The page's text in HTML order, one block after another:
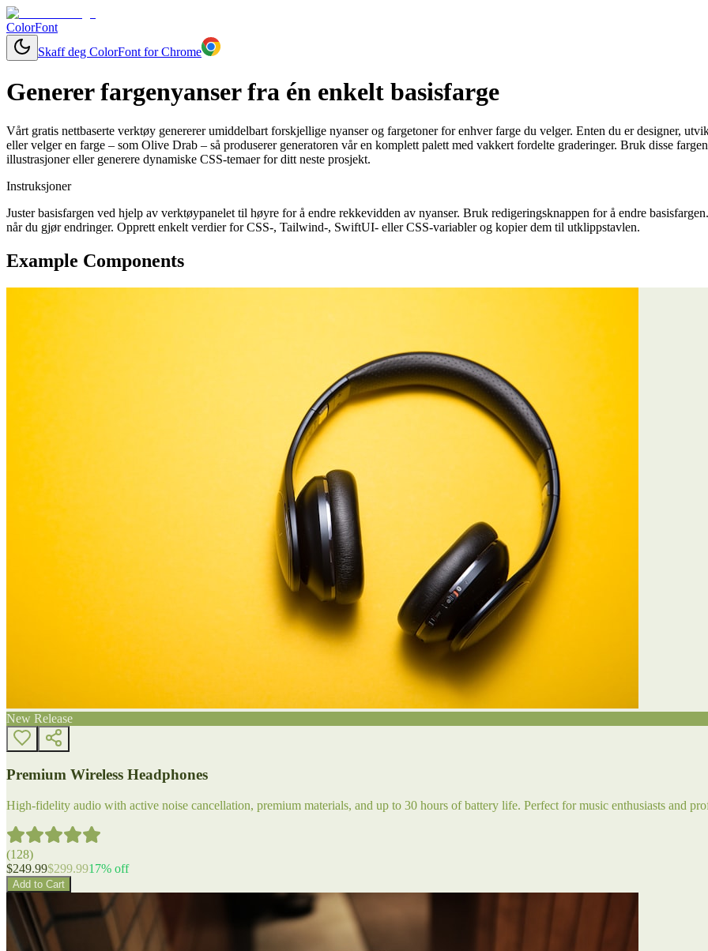
ColorFont
Skaff deg ColorFont for Chrome
Generer fargenyanser fra én enkelt basisfarge
Vårt gratis nettbaserte verktøy genererer umiddelbart forskjellige nyanser og fargetoner for enhver farge du velger. Enten du er designer,
eller velger en farge – som Olive Drab – så produserer generatoren vår en komplett palett med vakkert fordelte graderinger. Bruk disse
illustrasjoner eller generere dynamiske CSS-temaer for ditt neste prosjekt.
Instruksjoner
Juster basisfargen ved hjelp av verktøypanelet til høyre for å endre rekkevidden av nyanser. Bruk redigeringsknappen for å endre
når du gjør endringer. Opprett enkelt verdier for CSS-, Tailwind-, SwiftUI- eller CSS-variabler og kopier dem til utklippstavlen.
Example Components
New Release
Premium Wireless Headphones
High-fidelity audio with active noise cancellation, premium materials, and up to 30 hours of battery life. Perfect for music enthusiasts and
(128)
$249.99$299.9917% off
Add to Cart